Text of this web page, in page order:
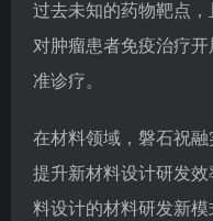
过去未知的药物靶点
对肿瘤患者免疫治疗
准诊疗。
在材料领域，磐石祝
提升新材料设计研发
料设计的材料研发新模